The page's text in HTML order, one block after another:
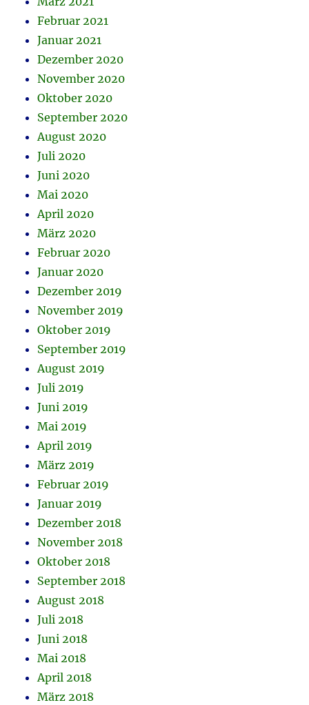
Februar 2021
Januar 2021
Dezember 2020
November 2020
Oktober 2020
September 2020
August 2020
Juli 2020
Juni 2020
Mai 2020
April 2020
März 2020
Februar 2020
Januar 2020
Dezember 2019
November 2019
Oktober 2019
September 2019
August 2019
Juli 2019
Juni 2019
Mai 2019
April 2019
März 2019
Februar 2019
Januar 2019
Dezember 2018
November 2018
Oktober 2018
September 2018
August 2018
Juli 2018
Juni 2018
Mai 2018
April 2018
März 2018